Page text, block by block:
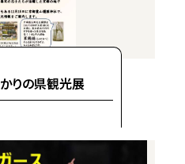
かりの県観光展